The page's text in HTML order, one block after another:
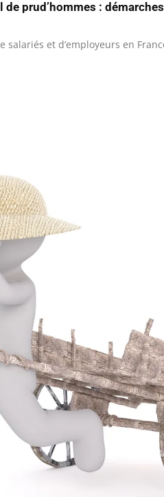
prud’hommes :
salariés et d’employeurs en